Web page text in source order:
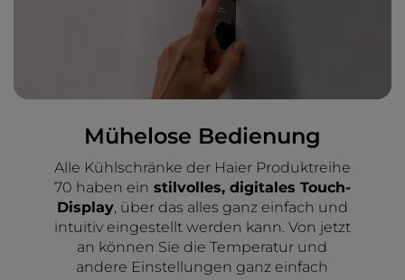
Mühelose Bedienung
Alle Kühlschränke der Haier Produktreihe
70 haben ein stilvolles, digitales Touch-
Display, über das alles ganz einfach und
intuitiv eingestellt werden kann. Von jetzt
an können Sie die Temperatur und
andere Einstellungen ganz einfach